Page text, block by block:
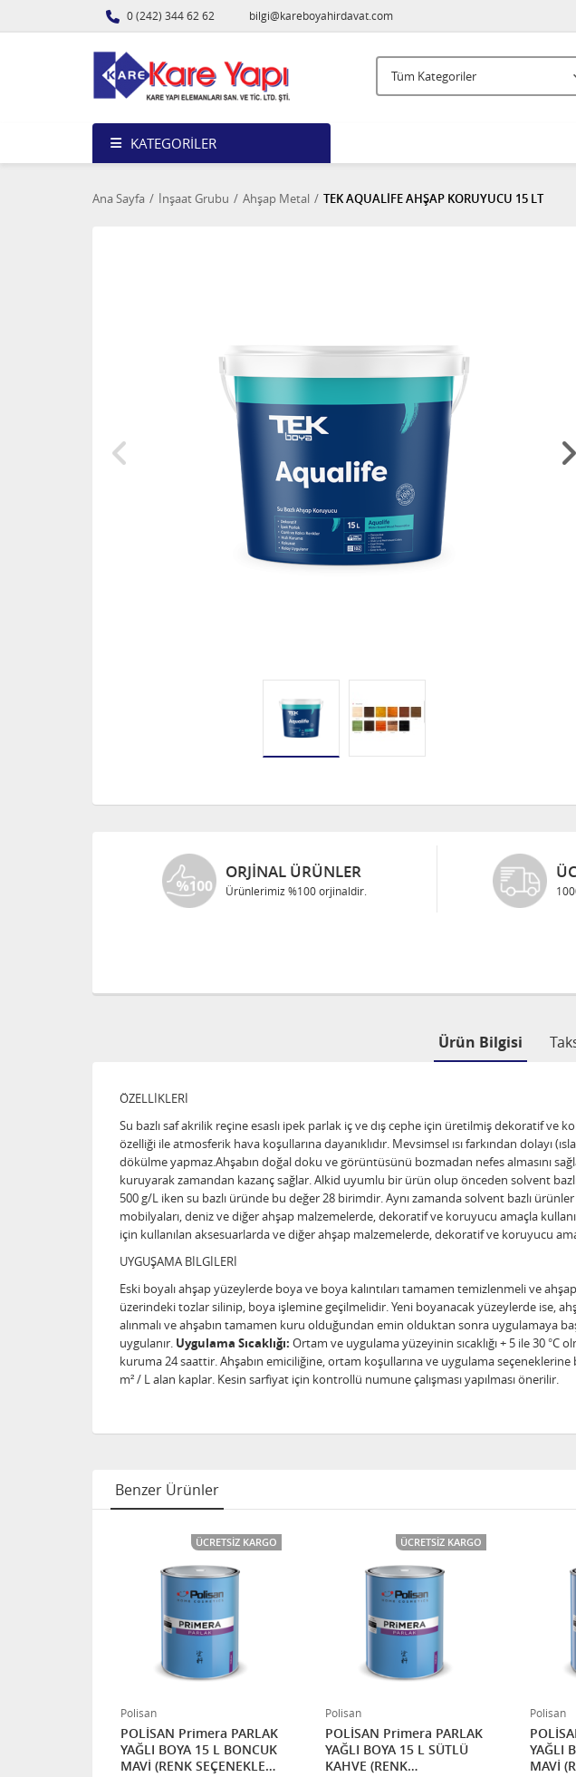
0 (242) 344 62 62 bilgi@kareboyahirdavat.com
KATEGORILER
Ana Sayfa İnşaat Grubu Ahşap Metal TEK AQUALİFE AHŞAP KORUYUCU 15 LT
ÜCRETSIZ KARGO
1000 TL ve üzeri alışverişlerinizde
Ürün Bilgisi
ÖZELLİKLERİ
Su bazlı saf akrilik reçine esaslı ipek parlak iç ve dış cephe için üretilmiş dekoratif
özelliği ile atmosferik hava koşullarına dayanıklıdır. Mevsimsel ısı farkından dolayı
dökülme yapmaz.Ahşabın doğal doku ve görüntüsünü bozmadan nefes almasını
kuruyarak zamandan kazanç sağlar. Alkid uyumlu bir ürün olup önceden solvent
500 g/L iken su bazlı üründe bu değer 28 birimdir. Aynı zamanda solvent bazlı
mobilyaları, deniz ve diğer ahşap malzemelerde, dekoratif ve koruyucu amaçla
için kullanılan aksesuarlarda ve diğer ahşap malzemelerde, dekoratif ve koruyucu
UYGUŞAMA BİLGİLERİ
Eski boyalı ahşap yüzeylerde boya ve boya kalıntıları tamamen temizlenmeli ve
üzerindeki tozlar silinip, boya işlemine geçilmelidir. Yeni boyanacak yüzeylerde ise,
alınmalı ve ahşabın tamamen kuru olduğundan emin olduktan sonra uygulamaya
uygulanır. Uygulama Sıcaklığı: Ortam ve uygulama yüzeyinin sıcaklığı + 5 ile 30 °C
kuruma 24 saattir. Ahşabın emiciliğine, ortam koşullarına ve uygulama
m² / L alan kaplar. Kesin sarfiyat için kontrollü numune çalışması yapılması önerilir.
Benzer Ürünler
ÜCRETSIZ KARGO
Polisan
POLİSAN Primera PARLAK
YAĞLI BOYA 15 L BONCUK
MAVİ (RENK SEÇENEKLERİ
ÜCRETSIZ KARGO
Polisan
POLİSAN Primera PARLAK
YAĞLI BOYA 15 L SÜTLÜ
KAHVE (RENK
Polisan
POLİSAN
YAĞLI
MAVİ